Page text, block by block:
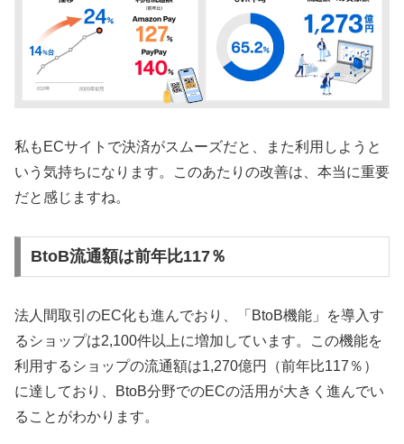
私もECサイトで決済がスムーズだと、また利用しようと
いう気持ちになります。このあたりの改善は、本当に重要
だと感じますね。
BtoB流通額は前年比117％
法人間取引のEC化も進んでおり、「BtoB機能」を導入す
るショップは2,100件以上に増加しています。この機能を
利用するショップの流通額は1,270億円（前年比117％）
に達しており、BtoB分野でのECの活用が大きく進んでい
ることがわかります。